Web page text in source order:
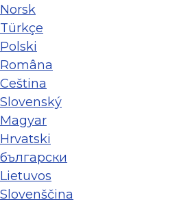
Norsk
Türkçe
Polski
Româna
Ceština
Slovenský
Magyar
Hrvatski
български
Lietuvos
Slovenščina